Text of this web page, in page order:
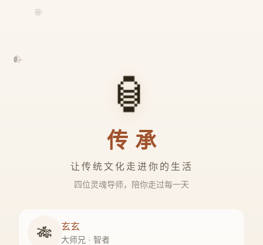
🍃
🌸
🏮
传承
让传统文化走进你的生活
四位灵魂导师，陪你走过每一天
🎋 玄玄
大师兄 · 智者